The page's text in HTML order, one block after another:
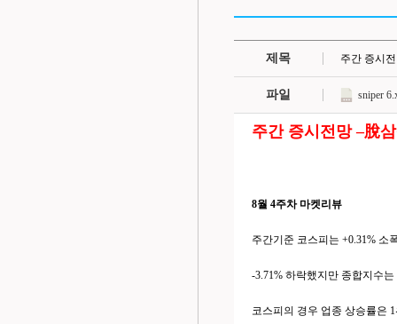
제목 주간 증시
파일 sniper
주간 증시전망 –
8월 4주차 마켓리뷰
주간기준 코스피는 +0.31% 소
-3.71% 하락했지만 종합지수
코스피의 경우 업종 상승률은